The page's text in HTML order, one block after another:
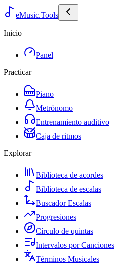
eMusic.Tools
Inicio
Panel
Practicar
Piano
Metrónomo
Entrenamiento auditivo
Caja de ritmos
Explorar
Biblioteca de acordes
Biblioteca de escalas
Buscador Escalas
Progresiones
Círculo de quintas
Intervalos por Canciones
Términos Musicales